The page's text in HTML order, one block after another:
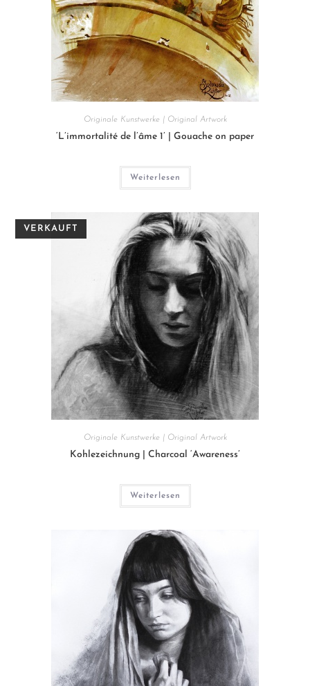
Originale Kunstwerke | Original Artwork
‘L’immortalité de l’âme 1’ | Gouache on paper
Weiterlesen
Originale Kunstwerke | Original Artwork
Kohlezeichnung | Charcoal ‘Awareness’
Weiterlesen